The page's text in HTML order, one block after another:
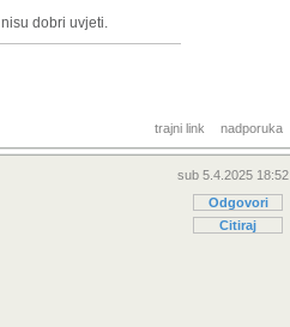
dobri uvjeti.
trajni link nadporuka
sub 5.4.2025 18:52
Odgovori
Citiraj